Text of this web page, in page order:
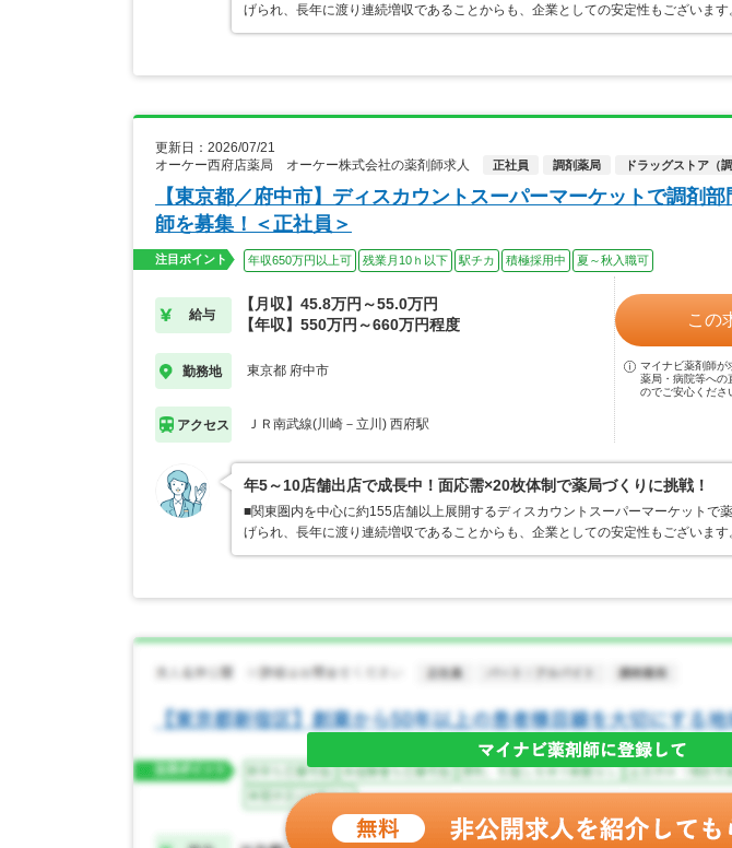
げられ、長年に渡り連続増収であることからも、企業としての安定性もございま
更新日：2026/07/21
オーケー西府店薬局 オーケー株式会社の薬剤師求人
正社員 調剤薬局 ドラッグストア（
【東京都／府中市】ディスカウントスーパーマーケットで調剤
師を募集！＜正社員＞
注目ポイント 年収650万円以上可 残業月10ｈ以下 駅チカ 積極採用中 夏～秋入職可
給与
【月収】45.8万円～55.0万円
【年収】550万円～660万円程度
勤務地 東京都 府中市
アクセス ＪＲ南武線(川崎－立川) 西府駅
この
マイナビ薬剤師が
薬局・病院等への
のでご安心くださ
年5～10店舗出店で成長中！面応需×20枚体制で薬局づくりに挑戦！
■関東圏内を中心に約155店舗以上展開するディスカウントスーパーマーケットで
げられ、長年に渡り連続増収であることからも、企業としての安定性もございま